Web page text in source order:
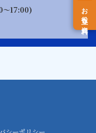
〜17:00) お役立ち資料